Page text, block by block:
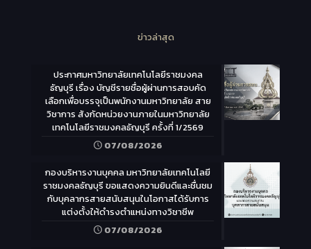
ข่าวล่าสุด
ประกาศมหาวิทยาลัยเทคโนโลยีราชมงคล
ธัญบุรี เรื่อง บัญชีรายชื่อผู้ผ่านการสอบคัด
เลือกเพื่อบรรจุเป็นพนักงานมหาวิทยาลัย สาย
วิชาการ สังกัดหน่วยงานภายในมหาวิทยาลัย
เทคโนโลยีราชมงคลธัญบุรี ครั้งที่ 1/2569
07/08/2026
กองบริหารงานบุคคล มหาวิทยาลัยเทคโนโลยี
ราชมงคลธัญบุรี ขอแสดงความยินดีและชื่นชม
กับบุคลากรสายสนับสนุนในโอกาสได้รับการ
แต่งตั้งให้ดำรงตำแหน่งทางวิชาชีพ
07/08/2026